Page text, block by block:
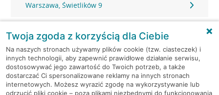
Warszawa, Świetlików 9
Warszawa, Szobera 3A
Warszawa, Szolc-Rogozińskiego 1
Twoja zgoda z korzyścią dla Ciebie
Na naszych stronach używamy plików cookie (tzw. ciasteczek) i
innych technologii, aby zapewnić prawidłowe działanie serwisu,
dostosowywać jego zawartość do Twoich potrzeb, a także
dostarczać Ci spersonalizowane reklamy na innych stronach
internetowych. Możesz wyrazić zgodę na wykorzystywanie lub
odrzucić pliki cookie – poza plikami niezbędnymi do funkcjonowania